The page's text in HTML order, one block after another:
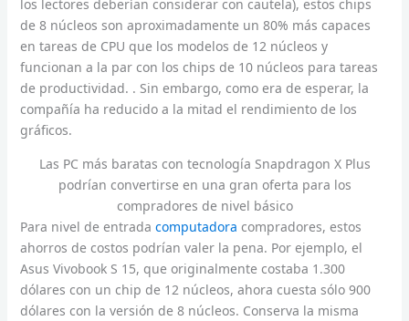
los lectores deberían considerar con cautela), estos chips
de 8 núcleos son aproximadamente un 80% más capaces
en tareas de CPU que los modelos de 12 núcleos y
funcionan a la par con los chips de 10 núcleos para tareas
de productividad. . Sin embargo, como era de esperar, la
compañía ha reducido a la mitad el rendimiento de los
gráficos.
Las PC más baratas con tecnología Snapdragon X Plus
podrían convertirse en una gran oferta para los
compradores de nivel básico
Para nivel de entrada computadora compradores, estos
ahorros de costos podrían valer la pena. Por ejemplo, el
Asus Vivobook S 15, que originalmente costaba 1.300
dólares con un chip de 12 núcleos, ahora cuesta sólo 900
dólares con la versión de 8 núcleos. Conserva la misma